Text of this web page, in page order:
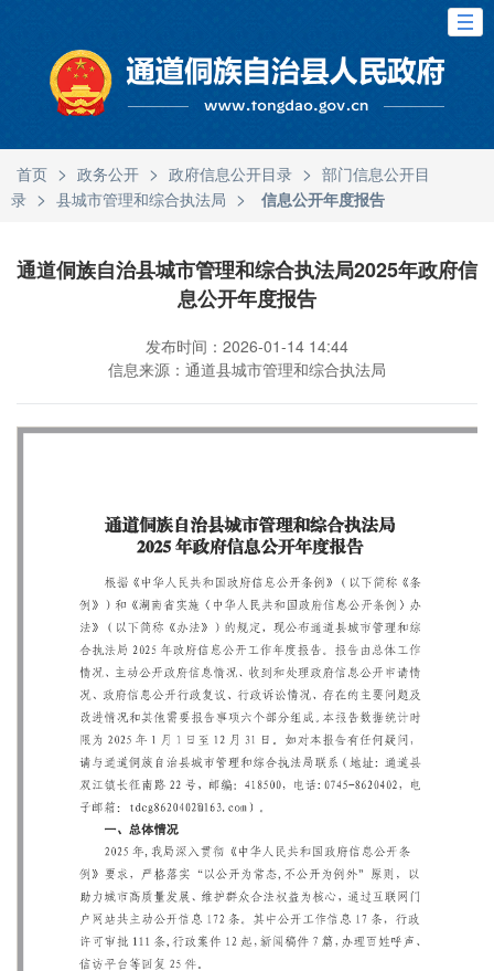
首页 > 政务公开 > 政府信息公开目录 > 部门信息公开目
录 > 县城市管理和综合执法局 > 信息公开年度报告
通道侗族自治县城市管理和综合执法局2025年政府信
息公开年度报告
发布时间：2026-01-14 14:44
信息来源：通道县城市管理和综合执法局